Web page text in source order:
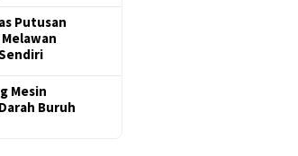
Putusan
Melawan
Mesin
Buruh